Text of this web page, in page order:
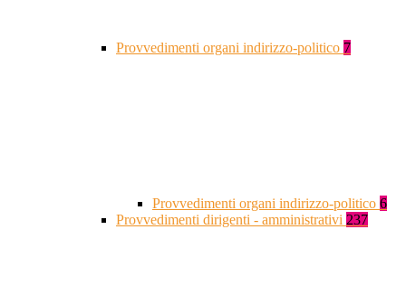
Provvedimenti organi indirizzo-politico 7
Provvedimenti organi indirizzo-politico 6
Provvedimenti dirigenti - amministrativi 237